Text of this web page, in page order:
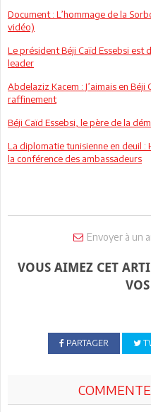
Document : L’hommage de la
vidéo)
Le président Béji Caïd Essebsi est
leader
Abdelaziz Kacem : J’aimais en Béji
raffinement
Béji Caïd Essebsi, le père de la
La diplomatie tunisienne en deuil :
la conférence des ambassadeurs
Envoyer à un
VOUS AIMEZ CET
PARTAGER